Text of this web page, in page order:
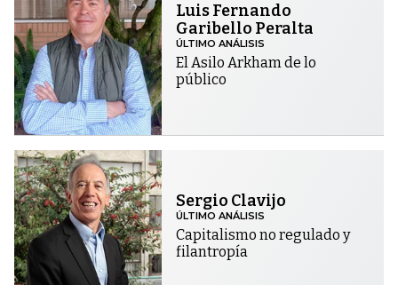
Luis Fernando
Garibello Peralta
ÚLTIMO ANÁLISIS
El Asilo Arkham de lo
público
Sergio Clavijo
ÚLTIMO ANÁLISIS
Capitalismo no regulado y
filantropía